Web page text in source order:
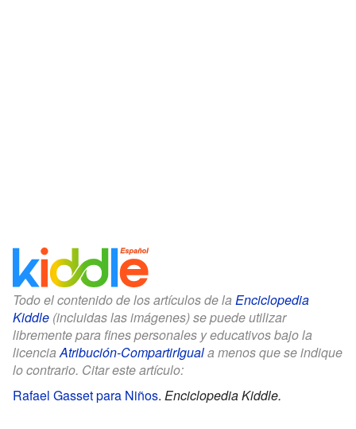
Todo el contenido de los artículos de la Enciclopedia
Kiddle (incluidas las imágenes) se puede utilizar
libremente para fines personales y educativos bajo la
licenciaAtribución-CompartirIguala menos que se indique
lo contrario. Citar este artículo:
Rafael Gasset para Niños. Enciclopedia Kiddle.